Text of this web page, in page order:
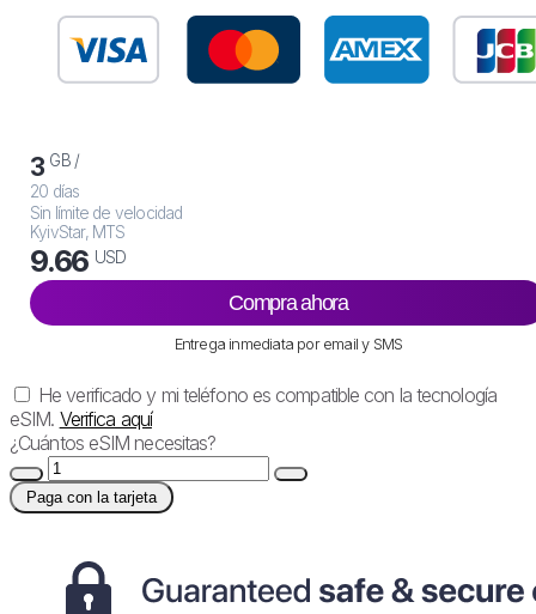
3 GB /
20 días
Sin límite de velocidad
KyivStar, MTS
9.66 USD
Compra ahora
Entrega inmediata por email y SMS
He verificado y mi teléfono es compatible con la tecnología
eSIM. Verifica aquí
¿Cuántos eSIM necesitas?
Paga con la tarjeta